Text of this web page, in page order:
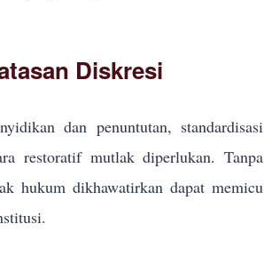
Diskresi
dan penuntutan, standardisasi
restoratif mutlak diperlukan. Tanpa
hukum dikhawatirkan dapat memicu